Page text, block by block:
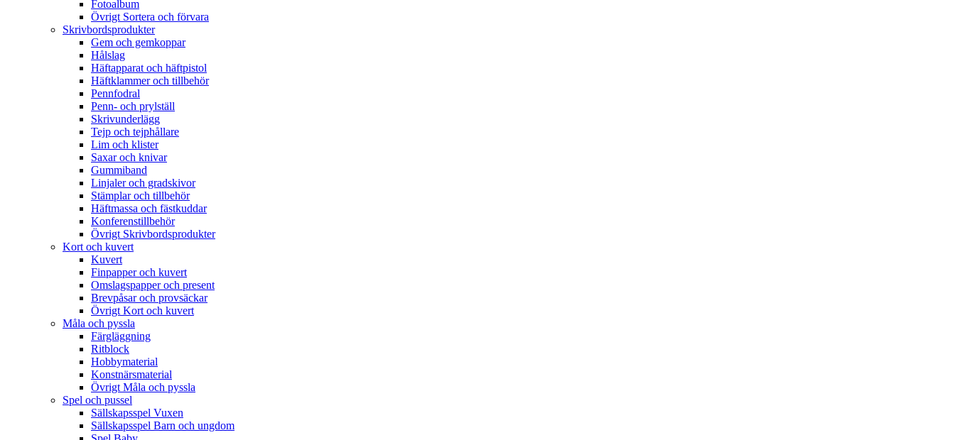
Fotoalbum
Övrigt Sortera och förvara
Skrivbordsprodukter
Gem och gemkoppar
Hålslag
Häftapparat och häftpistol
Häftklammer och tillbehör
Pennfodral
Penn- och prylställ
Skrivunderlägg
Tejp och tejphållare
Lim och klister
Saxar och knivar
Gummiband
Linjaler och gradskivor
Stämplar och tillbehör
Häftmassa och fästkuddar
Konferenstillbehör
Övrigt Skrivbordsprodukter
Kort och kuvert
Kuvert
Finpapper och kuvert
Omslagspapper och present
Brevpåsar och provsäckar
Övrigt Kort och kuvert
Måla och pyssla
Färgläggning
Ritblock
Hobbymaterial
Konstnärsmaterial
Övrigt Måla och pyssla
Spel och pussel
Sällskapsspel Vuxen
Sällskapsspel Barn och ungdom